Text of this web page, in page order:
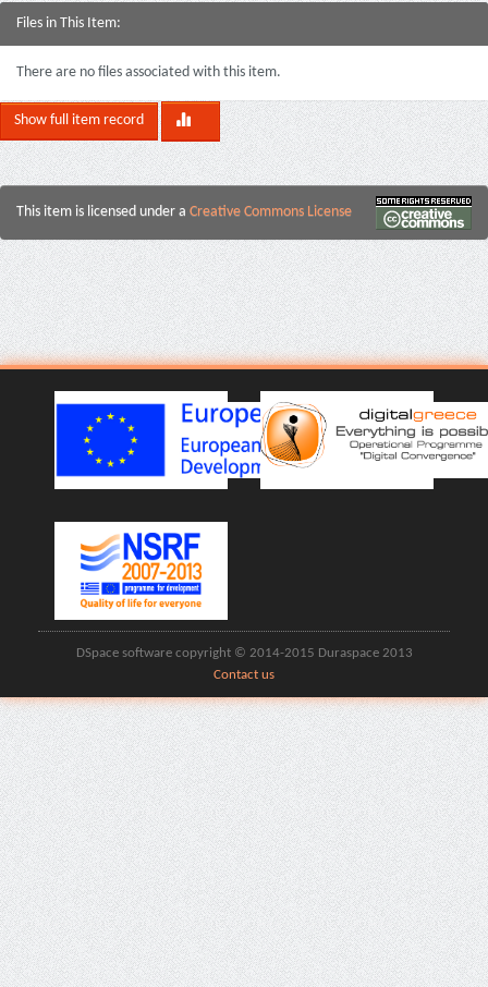
Files in This Item:
There are no files associated with this item.
Show full item record
This item is licensed under a Creative Commons License
DSpace software copyright © 2014-2015 Duraspace 2013
Contact us